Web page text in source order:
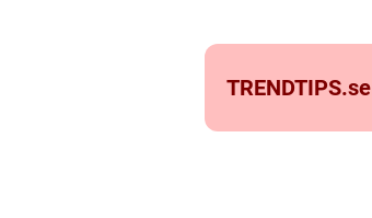
TRENDTIPS.se